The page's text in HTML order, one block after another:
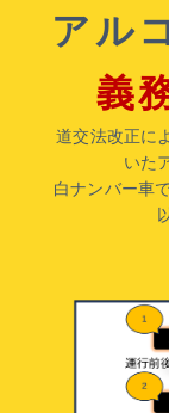
アル
義
道交法改正に
いた
白ナンバー車